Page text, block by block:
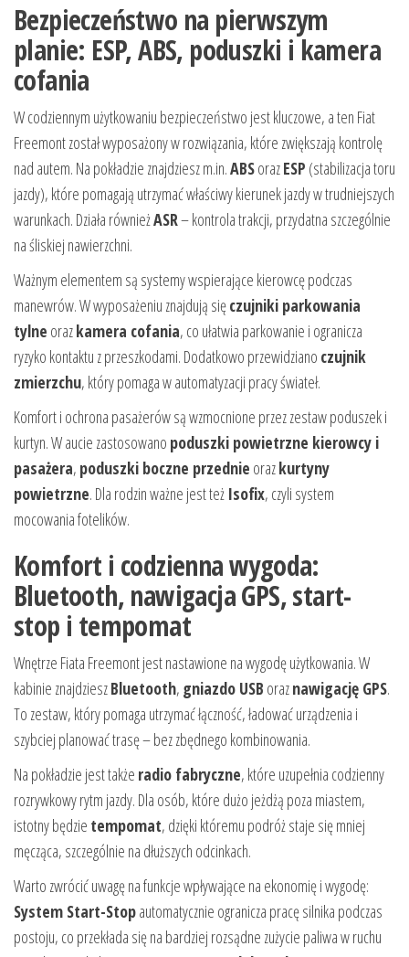
Bezpieczeństwo na pierwszym
planie: ESP, ABS, poduszki i kamera
cofania
W codziennym użytkowaniu bezpieczeństwo jest kluczowe, a ten Fiat
Freemont został wyposażony w rozwiązania, które zwiększają kontrolę
nad autem. Na pokładzie znajdziesz m.in.ABSorazESP (stabilizacja toru
jazdy), które pomagają utrzymać właściwy kierunek jazdy w trudniejszych
warunkach. Działa równieżASR– kontrola trakcji, przydatna szczególnie
na śliskiej nawierzchni.
Ważnym elementem są systemy wspierające kierowcę podczas
manewrów. W wyposażeniu znajdują sięczujniki parkowania
tylne orazkamera cofania, co ułatwia parkowanie i ogranicza
ryzyko kontaktu z przeszkodami. Dodatkowo przewidziano czujnik
zmierzchu, który pomaga w automatyzacji pracy świateł.
Komfort i ochrona pasażerów są wzmocnione przez zestaw poduszek i
kurtyn. W aucie zastosowano poduszki powietrzne kierowcy i
pasażera, poduszki boczne przednie orazkurtyny
powietrzne. Dla rodzin ważne jest też Isofix, czyli system
mocowania fotelików.
Komfort i codzienna wygoda:
Bluetooth, nawigacja GPS, start-
stop i tempomat
Wnętrze Fiata Freemont jest nastawione na wygodę użytkowania. W
kabinie znajdzieszBluetooth, gniazdo USB oraznawigację GPS.
To zestaw, który pomaga utrzymać łączność, ładować urządzenia i
szybciej planować trasę – bez zbędnego kombinowania.
Na pokładzie jest także radio fabryczne, które uzupełnia codzienny
rozrywkowy rytm jazdy. Dla osób, które dużo jeżdżą poza miastem,
istotny będzie tempomat, dzięki któremu podróż staje się mniej
męcząca, szczególnie na dłuższych odcinkach.
Warto zwrócić uwagę na funkcje wpływające na ekonomię i wygodę:
System Start-Stopautomatycznie ogranicza pracę silnika podczas
postoju, co przekłada się na bardziej rozsądne zużycie paliwa w ruchu